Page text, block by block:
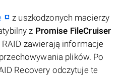
z uszkodzonych macierzy
z Promise FileCruiser
zawierają informacje
plików. Po
Recovery odczytuje te